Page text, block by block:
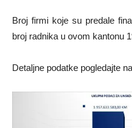
Broj firmi koje su predale
broj radnika u ovom kantonu
Detaljne podatke pogledajte